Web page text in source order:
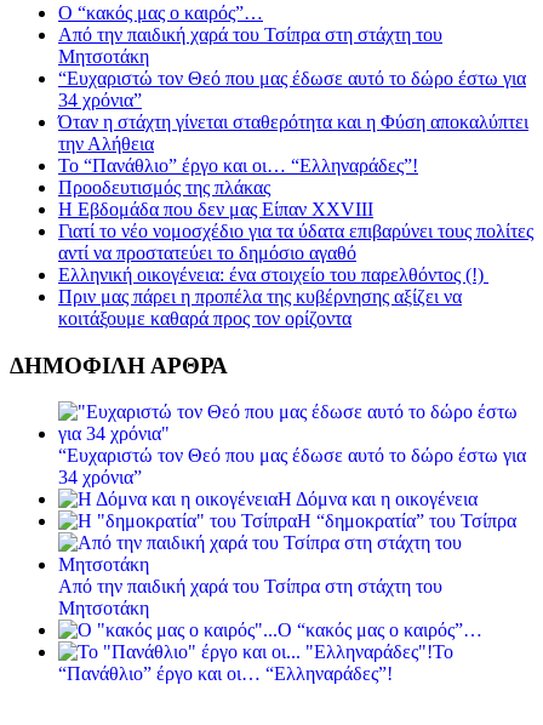
Ο “κακός μας ο καιρός”…
Από την παιδική χαρά του Τσίπρα στη στάχτη του
Μητσοτάκη
“Ευχαριστώ τον Θεό που μας έδωσε αυτό το δώρο έστω για
34 χρόνια”
Όταν η στάχτη γίνεται σταθερότητα και η Φύση αποκαλύπτει
την Αλήθεια
Το “Πανάθλιο” έργο και οι… “Ελληναράδες”!
Προοδευτισμός της πλάκας
Η Εβδομάδα που δεν μας Είπαν XXVIII
Γιατί το νέο νομοσχέδιο για τα ύδατα επιβαρύνει τους πολίτες
αντί να προστατεύει το δημόσιο αγαθό
Ελληνική οικογένεια: ένα στοιχείο του παρελθόντος (!)
Πριν μας πάρει η προπέλα της κυβέρνησης αξίζει να
κοιτάξουμε καθαρά προς τον ορίζοντα
ΔΗΜΟΦΙΛΗ ΑΡΘΡΑ
“Ευχαριστώ τον Θεό που μας έδωσε αυτό το δώρο έστω για
34 χρόνια”
Η Δόμνα και η οικογένεια
Η “δημοκρατία” του Τσίπρα
Από την παιδική χαρά του Τσίπρα στη στάχτη του
Μητσοτάκη
Ο “κακός μας ο καιρός”…
Το
“Πανάθλιο” έργο και οι… “Ελληναράδες”!